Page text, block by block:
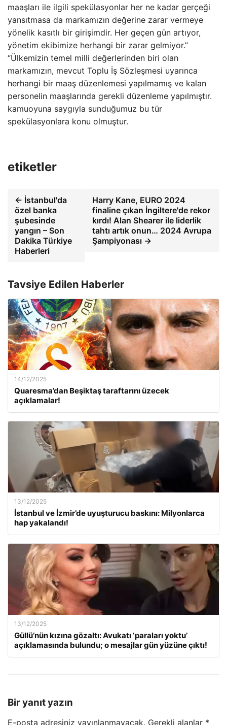
maaşları ile ilgili spekülasyonlar her ne kadar gerçeği
yansıtmasa da markamızın değerine zarar vermeye
yönelik kasıtlı bir girişimdir. Her geçen gün artıyor,
yönetim ekibimize herhangi bir zarar gelmiyor.”
“Ülkemizin temel milli değerlerinden biri olan
markamızın, mevcut Toplu İş Sözleşmesi uyarınca
herhangi bir maaş düzenlemesi yapılmamış ve kalan
personelin maaşlarında gerekli düzenleme yapılmıştır.
kamuoyuna saygıyla sunduğumuz bu tür
spekülasyonlara konu olmuştur.
etiketler
← İstanbul'da
özel banka
şubesinde
yangın – Son
Dakika Türkiye
Haberleri
Harry Kane, EURO 2024
finaline çıkan İngiltere'de rekor
kırdı! Alan Shearer ile liderlik
tahtı artık onun… 2024 Avrupa
Şampiyonası →
Tavsiye Edilen Haberler
14/12/2025
Quaresma’dan Beşiktaş taraftarını üzecek
açıklamalar!
13/12/2025
İstanbul ve İzmir’de uyuşturucu baskını: Milyonlarca
hap yakalandı!
13/12/2025
Güllü’nün kızına gözaltı: Avukatı ‘paraları yoktu’
açıklamasında bulundu; o mesajlar gün yüzüne çıktı!
Bir yanıt yazın
E-posta adresiniz yayınlanmayacak. Gerekli alanlar *